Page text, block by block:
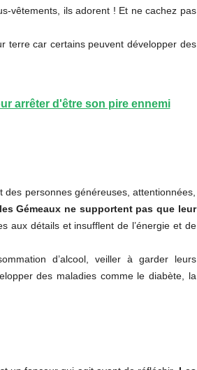
vêtements, ils adorent ! Et ne cachez pas
terre car certains peuvent développer des
arrêter d'être son pire ennemi
personnes généreuses, attentionnées,
Gémeaux ne supportent pas que leur
aux détails et insufflent de l’énergie et de
d’alcool, veiller à garder leurs
des maladies comme le diabète, la